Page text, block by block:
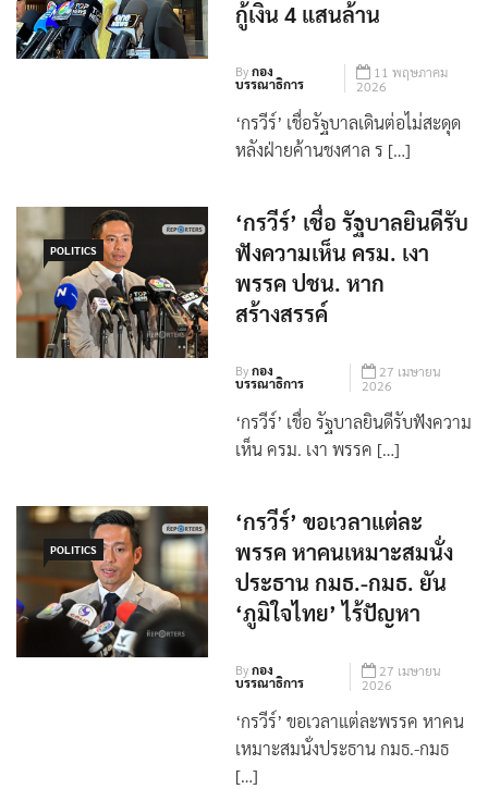
กู้เงิน 4 แสนล้าน
Byกอง
บรรณาธิการ
11 พฤษภาคม
2026
‘กรวีร์’ เชื่อรัฐบาลเดินต่อไม่สะดุด
หลังฝ่ายค้านชงศาล ร […]
POLITICS
‘กรวีร์’ เชื่อ รัฐบาลยินดีรับ
ฟังความเห็น ครม. เงา
พรรค ปชน. หาก
สร้างสรรค์
Byกอง
บรรณาธิการ
27 เมษายน
2026
‘กรวีร์’ เชื่อ รัฐบาลยินดีรับฟังความ
เห็น ครม. เงา พรรค […]
POLITICS
‘กรวีร์’ ขอเวลาแต่ละ
พรรค หาคนเหมาะสมนั่ง
ประธาน กมธ.-กมธ. ยัน
‘ภูมิใจไทย’ ไร้ปัญหา
Byกอง
บรรณาธิการ
27 เมษายน
2026
‘กรวีร์’ ขอเวลาแต่ละพรรค หาคน
เหมาะสมนั่งประธาน กมธ.-กมธ
[…]